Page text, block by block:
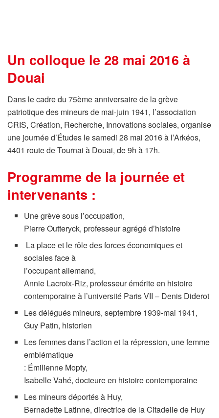
Un colloque le 28 mai 2016 à
Douai
Dans le cadre du 75ème anniversaire de la grève
patriotique des mineurs de mai-juin 1941, l’association
CRIS, Création, Recherche, Innovations sociales, organise
une journée d’Études le samedi 28 mai 2016 à l’Arkéos,
4401 route de Tournai à Douai, de 9h à 17h.
Programme de la journée et
intervenants :
Une grève sous l’occupation,
Pierre Outteryck, professeur agrégé d’histoire
La place et le rôle des forces économiques et
sociales face à
l’occupant allemand,
Annie Lacroix-Riz, professeur émérite en histoire
contemporaine à l’université Paris VII – Denis Diderot
Les délégués mineurs, septembre 1939-mai 1941,
Guy Patin, historien
Les femmes dans l’action et la répression, une femme
emblématique
: Émilienne Mopty,
Isabelle Vahé, docteure en histoire contemporaine
Les mineurs déportés à Huy,
Bernadette Latinne, directrice de la Citadelle de Huy